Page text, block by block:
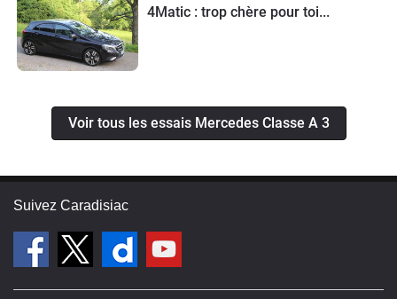
4Matic : trop chère pour toi...
Voir tous les essais Mercedes Classe A 3
Suivez Caradisiac